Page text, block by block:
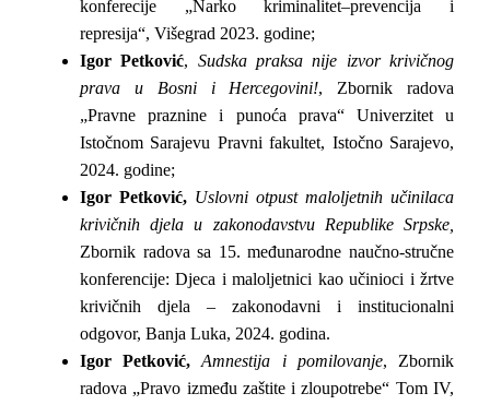
konferecije „Narko kriminalitet–prevencija i
represija“, Višegrad 2023. godine;
Igor Petković, Sudska praksa nije izvor krivičnog
prava u Bosni i Hercegovini!, Zbornik radova
„Pravne praznine i punoća prava“ Univerzitet u
Istočnom Sarajevu Pravni fakultet, Istočno Sarajevo,
2024. godine;
Igor Petković, Uslovni otpust maloljetnih učinilaca
krivičnih djela u zakonodavstvu Republike Srpske,
Zbornik radova sa 15. međunarodne naučno-stručne
konferencije: Djeca i maloljetnici kao učinioci i žrtve
krivičnih djela – zakonodavni i institucionalni
odgovor, Banja Luka, 2024. godina.
Igor Petković,Amnestija i pomilovanje, Zbornik
radova „Pravo između zaštite i zloupotrebe“ Tom IV,